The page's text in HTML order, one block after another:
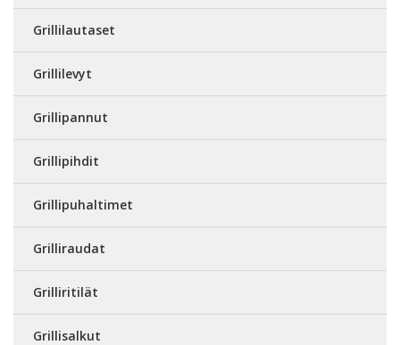
Grillilautaset
Grillilevyt
Grillipannut
Grillipihdit
Grillipuhaltimet
Grilliraudat
Grilliritilät
Grillisalkut